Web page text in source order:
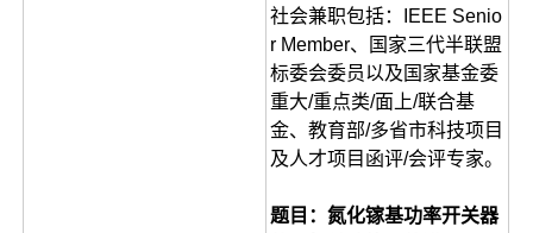
社会兼职包括：IEEE Senio
r Member、国家三代半联盟
标委会委员以及国家基金委
重大/重点类/面上/联合基
金、教育部/多省市科技项目
及人才项目函评/会评专家。
题目：氮化镓基功率开关器